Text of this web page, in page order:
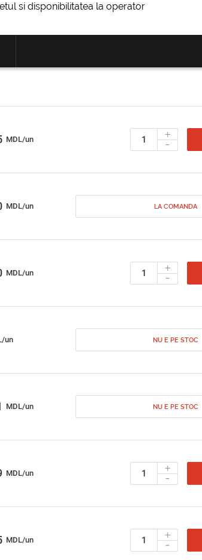
si disponibilitatea la operator
MDL/un +
-
MDL/un LA COMANDA
MDL/un +
-
un NU E PE STOC
MDL/un NU E PE STOC
MDL/un +
-
MDL/un +
-